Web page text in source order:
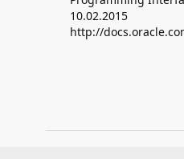
10.02.2015
http://